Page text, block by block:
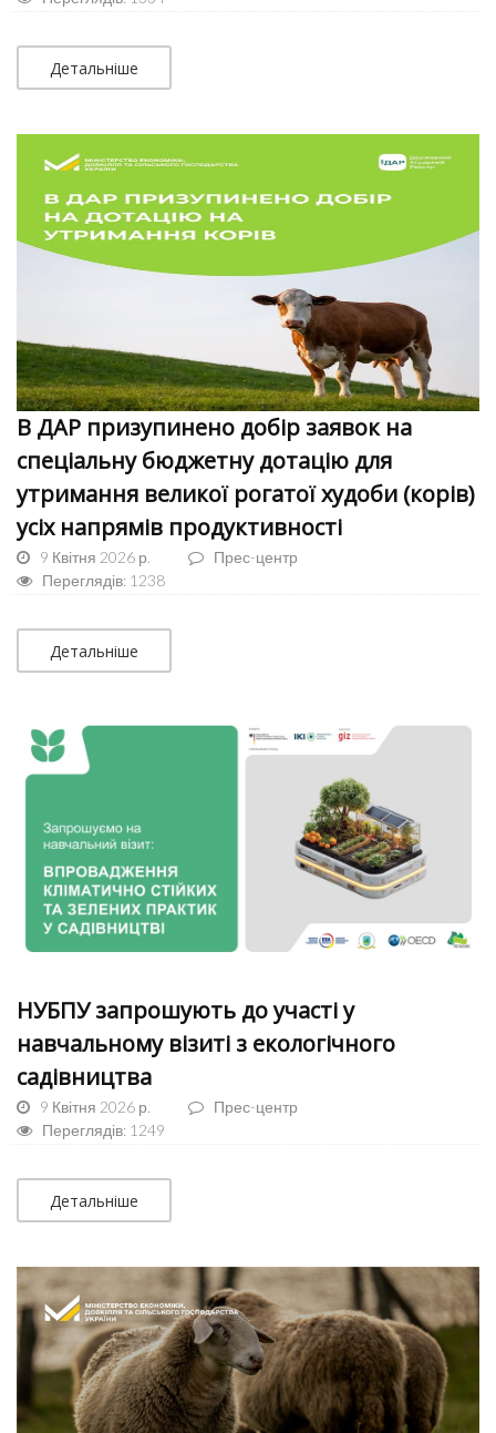
Детальніше
В ДАР призупинено добір заявок на
спеціальну бюджетну дотацію для
утримання великої рогатої худоби (корів)
усіх напрямів продуктивності
9 Квітня 2026 р.
Прес-центр
Переглядів: 1238
Детальніше
НУБПУ запрошують до участі у
навчальному візиті з екологічного
садівництва
9 Квітня 2026 р.
Прес-центр
Переглядів: 1249
Детальніше